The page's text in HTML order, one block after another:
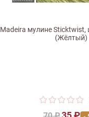
Madeira мулине Sticktwist,
(Жёлтый)